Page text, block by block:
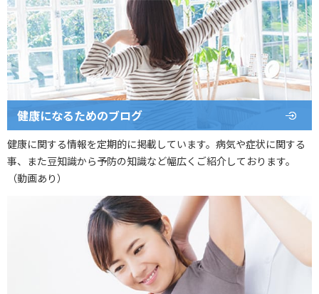
健康になるためのブログ
健康に関する情報を定期的に掲載しています。病気や症状に関する
事、また豆知識から予防の知識など幅広くご紹介しております。
（動画あり）